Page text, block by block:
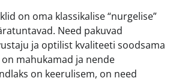
on oma klassikalise “nurgelise”
Need pakuvad
ja optilist kvaliteeti soodsama
mahukamad ja nende
on keerulisem, on need